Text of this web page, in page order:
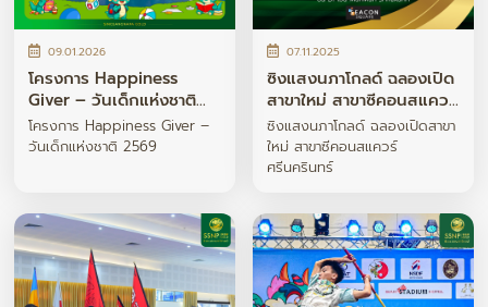
09.01.2026
โครงการ Happiness
Giver – วันเด็กแห่งชาติ
2569
โครงการ Happiness Giver –
วันเด็กแห่งชาติ 2569
07.11.2025
ซิงแสงนภาโกลด์ ฉลองเปิด
สาขาใหม่ สาขาซีคอนสแควร์
ศรีนครินทร์
ซิงแสงนภาโกลด์ ฉลองเปิดสาขา
ใหม่ สาขาซีคอนสแควร์
ศรีนครินทร์